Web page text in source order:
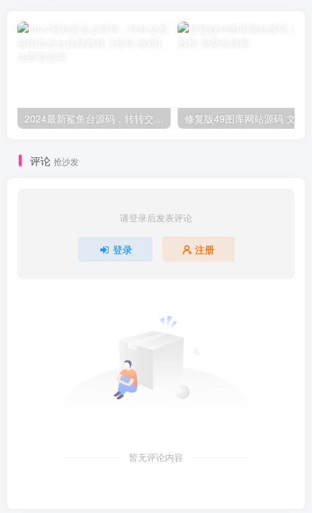
2024最新鲨鱼台源码，转转交易猫闲鱼后台搭建教程【源码 教程】
评论 抢沙发
请登录后发表评论
登录 注册
暂无评论内容